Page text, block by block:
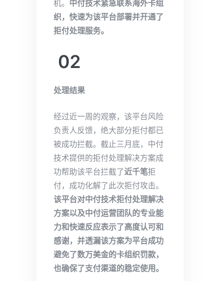
机。 中付技术紧急联系海外卡组
织，快速为该平台部署并开通了
拒付处理服务。
02
处理结果
经过近一周的观察，该平台风险
负责人反馈，绝大部分拒付都已
被成功拦截。截止三月底，中付
技术提供的拒付处理解决方案成
功帮助该平台拦截了近千笔拒
付，成功化解了此次拒付攻击。
该平台对中付技术拒付处理解决
方案以及中付运营团队的专业能
力和快速反应表示了高度认可和
感谢，并透漏该方案为平台成功
避免了数万美金的卡组织罚款，
也确保了支付渠道的稳定使用。